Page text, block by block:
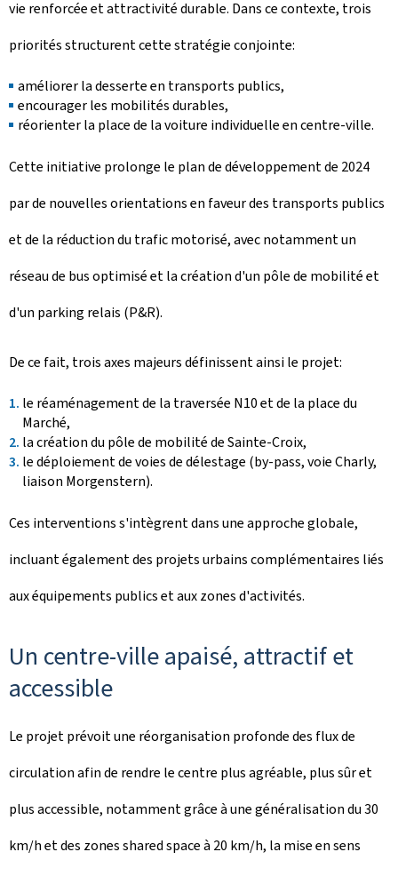
vie renforcée et attractivité durable. Dans ce contexte, trois
priorités structurent cette stratégie conjointe:
améliorer la desserte en transports publics,
encourager les mobilités durables,
réorienter la place de la voiture individuelle en centre-ville.
Cette initiative prolonge le plan de développement de 2024
par de nouvelles orientations en faveur des transports publics
et de la réduction du trafic motorisé, avec notamment un
réseau de bus optimisé et la création d'un pôle de mobilité et
d'un parking relais (P&R).
De ce fait, trois axes majeurs définissent ainsi le projet:
le réaménagement de la traversée N10 et de la place du
Marché,
la création du pôle de mobilité de Sainte-Croix,
le déploiement de voies de délestage (by-pass, voie Charly,
liaison Morgenstern).
Ces interventions s'intègrent dans une approche globale,
incluant également des projets urbains complémentaires liés
aux équipements publics et aux zones d'activités.
Un centre-ville apaisé, attractif et
accessible
Le projet prévoit une réorganisation profonde des flux de
circulation afin de rendre le centre plus agréable, plus sûr et
plus accessible, notamment grâce à une généralisation du 30
km/h et des zones shared space à 20 km/h, la mise en sens